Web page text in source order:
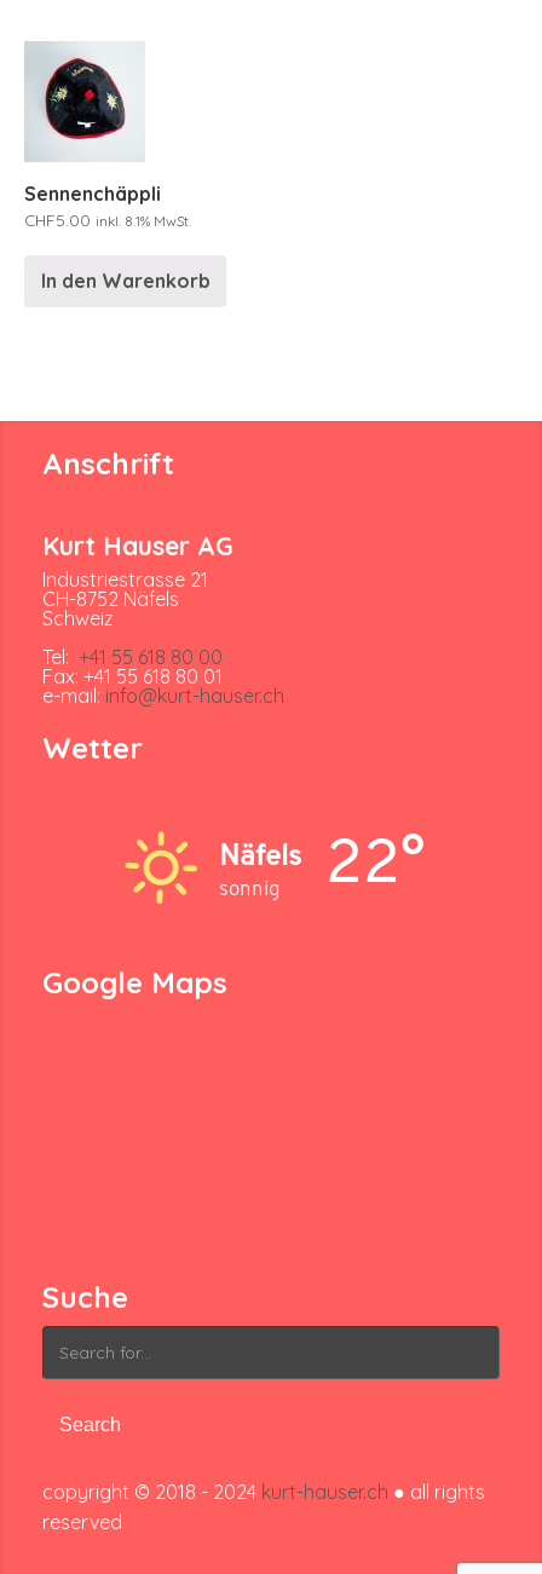
Sennenchäppli
CHF5.00 inkl. 8.1% MwSt.
In den Warenkorb
Anschrift
Kurt Hauser AG
Industriestrasse 21
CH-8752 Näfels
Schweiz
Tel: +41 55 618 80 00
Fax: +41 55 618 80 01
e-mail: info@kurt-hauser.ch
Wetter
Näfels
sonnig 22°
Google Maps
Suche
Search
for:
copyright © 2018 - 2024 kurt-hauser.ch ● all rights
reserved